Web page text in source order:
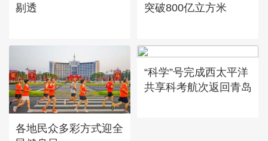
剔透
突破800亿立方米
各地民众多彩方式迎全
“科学”号完成西太平洋
共享科考航次返回青岛